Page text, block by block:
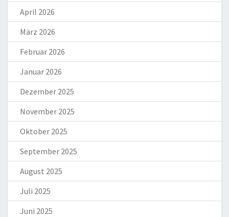
April 2026
März 2026
Februar 2026
Januar 2026
Dezember 2025
November 2025
Oktober 2025
September 2025
August 2025
Juli 2025
Juni 2025